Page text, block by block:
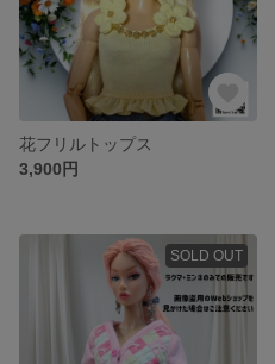
花フリルトップス
3,900円
SOLD OUT